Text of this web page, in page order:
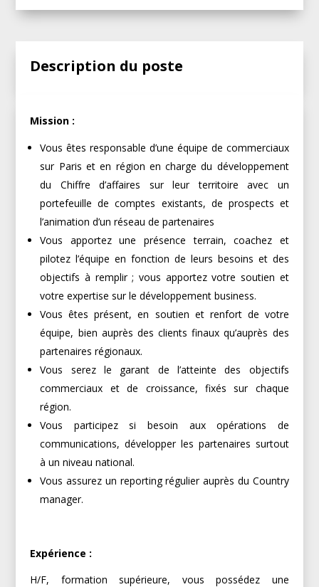
Description du poste
Mission :
Vous êtes responsable d’une équipe de commerciaux
sur Paris et en région en charge du développement
du Chiffre d’affaires sur leur territoire avec un
portefeuille de comptes existants, de prospects et
l’animation d’un réseau de partenaires
Vous apportez une présence terrain, coachez et
pilotez l’équipe en fonction de leurs besoins et des
objectifs à remplir ; vous apportez votre soutien et
votre expertise sur le développement business.
Vous êtes présent, en soutien et renfort de votre
équipe, bien auprès des clients finaux qu’auprès des
partenaires régionaux.
Vous serez le garant de l’atteinte des objectifs
commerciaux et de croissance, fixés sur chaque
région.
Vous participez si besoin aux opérations de
communications, développer les partenaires surtout
à un niveau national.
Vous assurez un reporting régulier auprès du Country
manager.
Expérience :
H/F, formation supérieure, vous possédez une